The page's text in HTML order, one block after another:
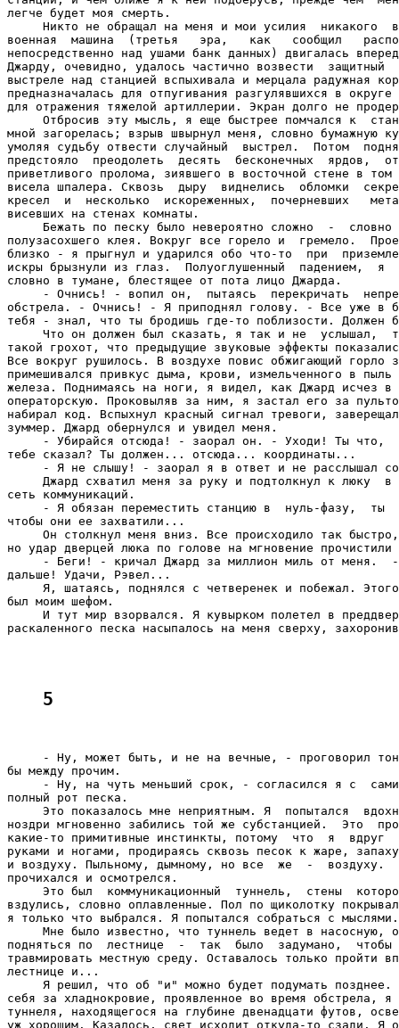
5
- Ну, может быть, и не на вечные, - проговорил
бы между прочим.
- Ну, на чуть меньший срок, - согласился я с
полный рот песка.
Это показалось мне неприятным. Я  попытался
ноздри мгновенно забились той же субстанцией.  Это
какие-то примитивные инстинкты, потому  что  я  вдруг
руками и ногами, продираясь сквозь песок к жаре,
и воздуху. Пыльному, дымному, но все  же  -  воздуху.
прочихался и осмотрелся.
Это был  коммуникационный  туннель,  стены
вздулись, словно оплавленные. Пол по щиколотку
я только что выбрался. Я попытался собраться с
Мне было известно, что туннель ведет в насосную,
подняться по  лестнице  -  так  было  задумано,  чтобы
травмировать местную среду. Оставалось только пройти
лестнице и...
Я решил, что об "и" можно будет подумать позднее.
себя за хладнокровие, проявленное во время обстрела,
туннеля, находящегося на глубине двенадцати футов,
уж хорошим. Казалось, свет исходит откуда-то сзади. Я